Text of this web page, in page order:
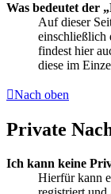
Was bedeutet der
Auf dieser
einschließlich
findest hier
diese im
Nach oben
Private
Ich kann keine
Hierfür kann